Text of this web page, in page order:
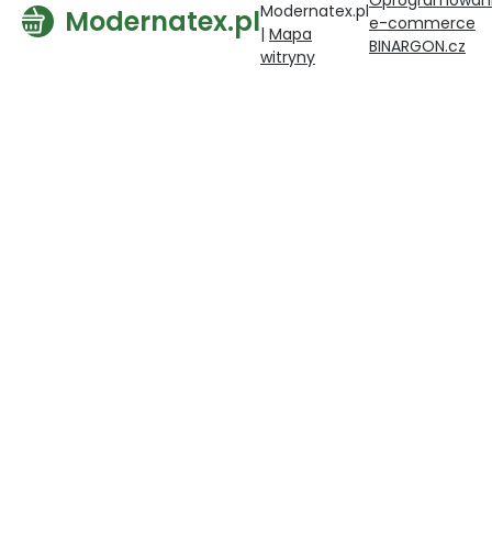
Modernatex.plModernatex.pl
| Mapa
witryny
e-commerce
BINARGON.cz